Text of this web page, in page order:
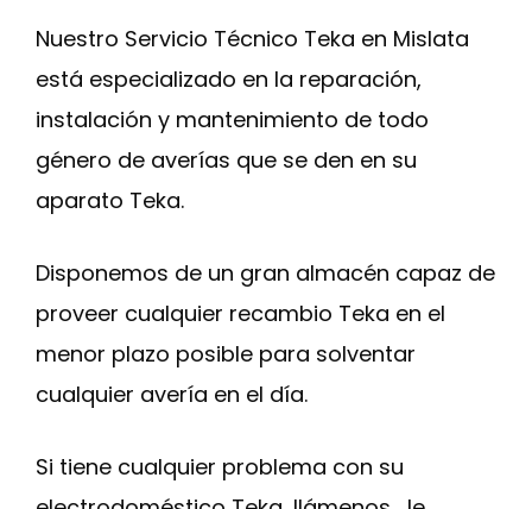
Nuestro Servicio Técnico Teka en Mislata
está especializado en la reparación,
instalación y mantenimiento de todo
género de averías que se den en su
aparato Teka.
Disponemos de un gran almacén capaz de
proveer cualquier recambio Teka en el
menor plazo posible para solventar
cualquier avería en el día.
Si tiene cualquier problema con su